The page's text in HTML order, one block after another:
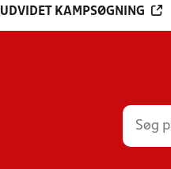
UDVIDET KAMPSØGNING